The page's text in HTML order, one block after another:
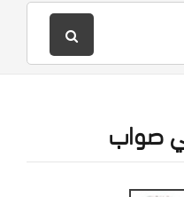
صواب